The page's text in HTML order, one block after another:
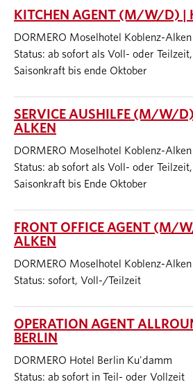
KITCHEN AGENT (M/W/D) |
DORMERO Moselhotel Koblenz-Alken
Status: ab sofort als Voll- oder
Saisonkraft bis ende Oktober
SERVICE AUSHILFE (M/W/
ALKEN
DORMERO Moselhotel Koblenz-Alken
Status: ab sofort als Voll- oder
Saisonkraft bis Ende Oktober
FRONT OFFICE AGENT (M/
ALKEN
DORMERO Moselhotel Koblenz-Alken
Status: sofort, Voll-/Teilzeit
OPERATION AGENT
BERLIN
DORMERO Hotel Berlin Ku'damm
Status: ab sofort in Teil- oder Vollzeit